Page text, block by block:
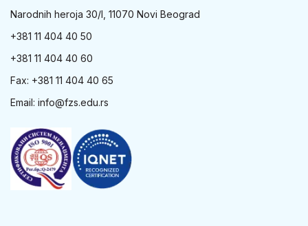
Narodnih heroja 30/I, 11070 Novi Beograd
+381 11 404 40 50
+381 11 404 40 60
Fax: +381 11 404 40 65
Email: info@fzs.edu.rs